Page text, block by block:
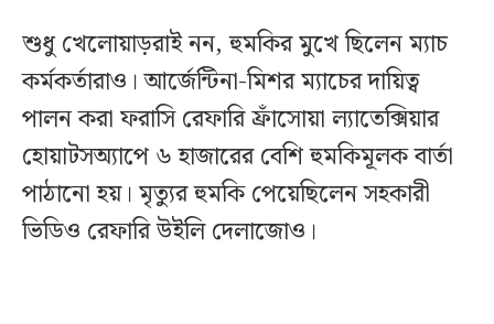
শুধু খেলোয়াড়রাই নন, হুমকির মুখে ছিলেন ম্যাচ
কর্মকর্তারাও। আর্জেন্টিনা-মিশর ম্যাচের দায়িত্ব
পালন করা ফরাসি রেফারি ফ্রাঁসোয়া ল্যাতেক্সিয়ার
হোয়াটসঅ্যাপে ৬ হাজারের বেশি হুমকিমূলক বার্তা
পাঠানো হয়। মৃত্যুর হুমকি পেয়েছিলেন সহকারী
ভিডিও রেফারি উইলি দেলাজোও।